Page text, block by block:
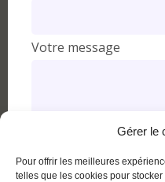
Gérer le
Pour offrir les meilleures
telles que les cookies pour
Votre message